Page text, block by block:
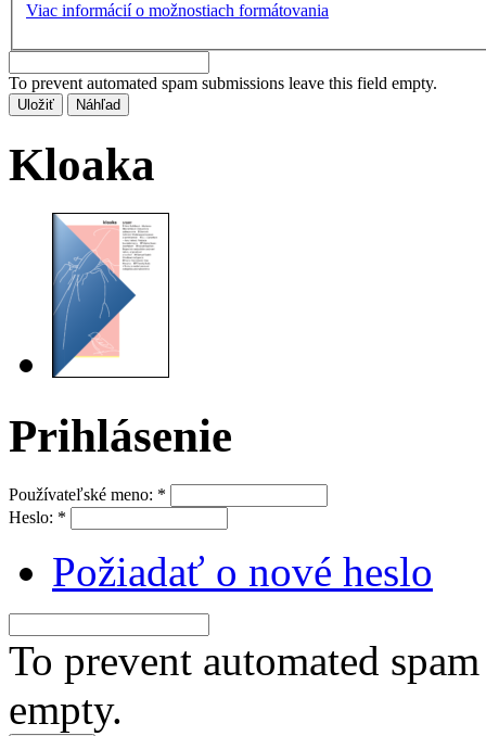
Viac informácií o možnostiach formátovania
To prevent automated spam submissions leave this field empty.
Kloaka
Prihlásenie
Používateľské meno: *
Heslo: *
Požiadať o nové heslo
To prevent automated
empty.